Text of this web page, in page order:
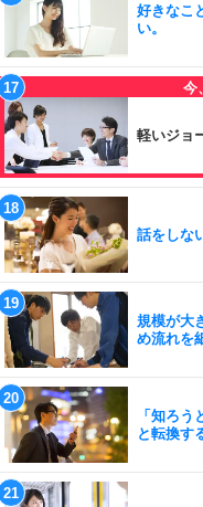
好きなこ
い。
軽いジョ
話をしな
規模が大
め流れを
「知ろ
と転換す